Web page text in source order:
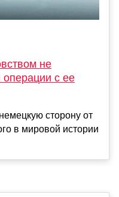
не
операции с ее
сторону от
в мировой истории